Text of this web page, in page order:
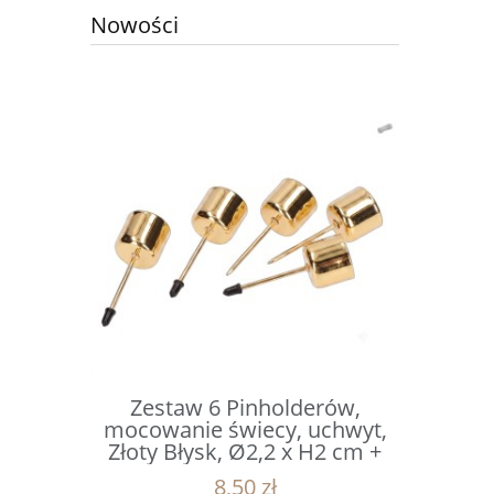
Nowości
Zestaw 6 Pinholderów,
mocowanie świecy, uchwyt,
Złoty Błysk, Ø2,2 x H2 cm +
Gwóźdź 4 cm
8,50 zł